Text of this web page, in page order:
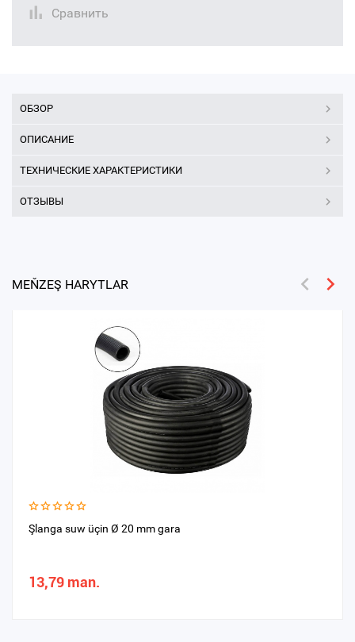
Сравнить
ОБЗОР
ОПИСАНИЕ
ТЕХНИЧЕСКИЕ ХАРАКТЕРИСТИКИ
ОТЗЫВЫ
MEŇZEŞ HARYTLAR
Şlanga suw üçin Ø 20 mm gara
13,79 man.